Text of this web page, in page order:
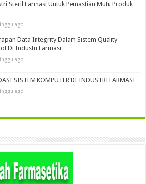
Steril Farmasi Untuk Pemastian Mutu Produk
ago
Data Integrity Dalam Sistem Quality
Di Industri Farmasi
ago
SISTEM KOMPUTER DI INDUSTRI FARMASI
ago